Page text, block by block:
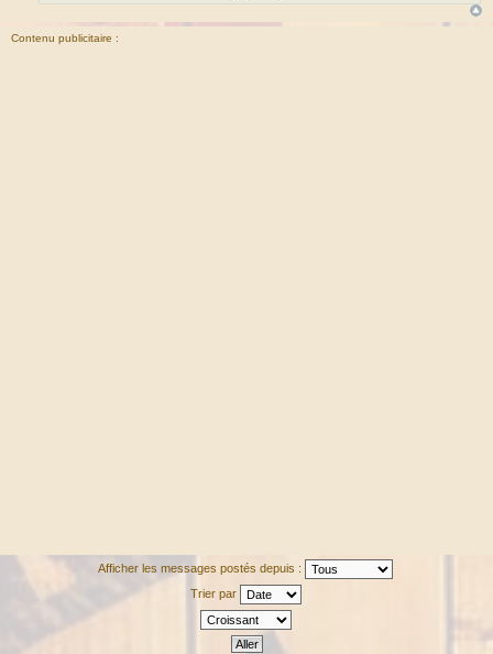
Contenu publicitaire :
Afficher les messages postés depuis :
Trier par